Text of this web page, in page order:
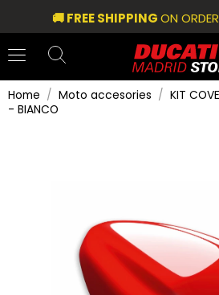
🚚 FREE SHIPPINGON
Home Moto accesories
KIT
- BIANCO